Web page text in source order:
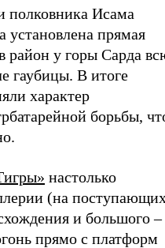
полковника Исама
установлена прямая
район у горы Сарда
гаубицы. В итоге
характер
борьбы,
настолько
(на
и большого –
прямо с платформ